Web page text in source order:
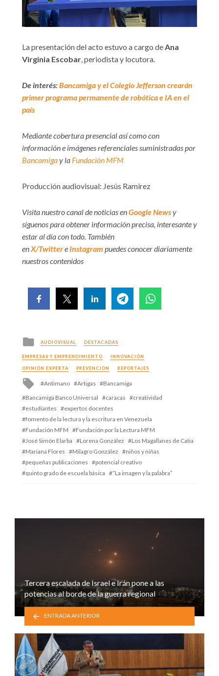
La presentación del acto estuvo a cargo deAna
Virginia Escobar, periodista y locutora.
De interés:Bancamiga y el Colegio Jefferson crearán
primer programa permanente de robótica e IA en el
país
Mediante cobertura presencial así como con
información e imágenes referenciales suministradas por
Bancamigay la Fundación MFM
Producción audiovisual: Jesús Ramírez
Visita nuestro canal de noticias enGoogle Newsy
síguenos para obtener información precisa, interesante y
estar al día con todo. También
enX/Twittere Instagram puedes conocer diariamente
nuestros contenidos
Posted
in
AUDIOVISUAL DESTACADAS
EMPRESAS Y EMPRENDIMIENTO INNOVACIÓN
OPINIÓN EXPERTA PREVENCIÓN REPORTAJES
Tagged
Antimano Artigas
Bancamiga
Bancamiga Banco Universal
caracas
creatividad
estudiantes
expertos docentes
fomento de la lectura y la escritura en Venezuela
Fundación MFM
Fundación por la Lectura MFM
José Simón Elarba
Lorena González
Los Magallanes de Catia
Mariana Flores
Milagro González
niños y niñas
pequeñas publicaciones
potencial creativo
quinto grado de escuela básica
“La imagen y la palabra”
Tercera escalada de Israel e Irán pone a las
potencias al borde de la guerra regional
ENTRADA ANTERIOR